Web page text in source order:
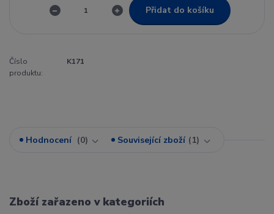
Přidat do košíku
Číslo
produktu:
K171
Hodnocení 0 Související zboží 1
Zboží zařazeno v kategoriích